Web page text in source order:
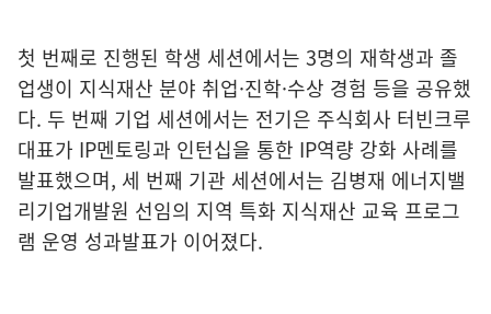
첫 번째로 진행된 학생 세션에서는 3명의 재학생과 졸
업생이 지식재산 분야 취업·진학·수상 경험 등을 공유했
다. 두 번째 기업 세션에서는 전기은 주식회사 터빈크루
대표가 IP멘토링과 인턴십을 통한 IP역량 강화 사례를
발표했으며, 세 번째 기관 세션에서는 김병재 에너지밸
리기업개발원 선임의 지역 특화 지식재산 교육 프로그
램 운영 성과발표가 이어졌다.